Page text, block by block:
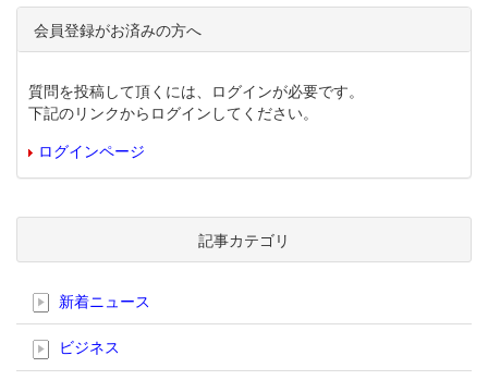
会員登録がお済みの方へ
質問を投稿して頂くには、ログインが必要です。
下記のリンクからログインしてください。
ログインページ
記事カテゴリ
新着ニュース
ビジネス